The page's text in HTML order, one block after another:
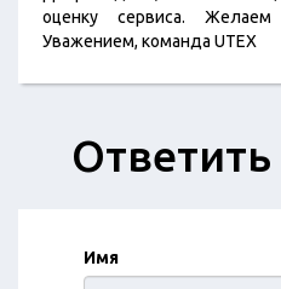
оценку сервиса.
Уважением, команда UTEX
Имя